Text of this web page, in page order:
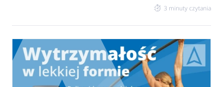
3 minuty czytania